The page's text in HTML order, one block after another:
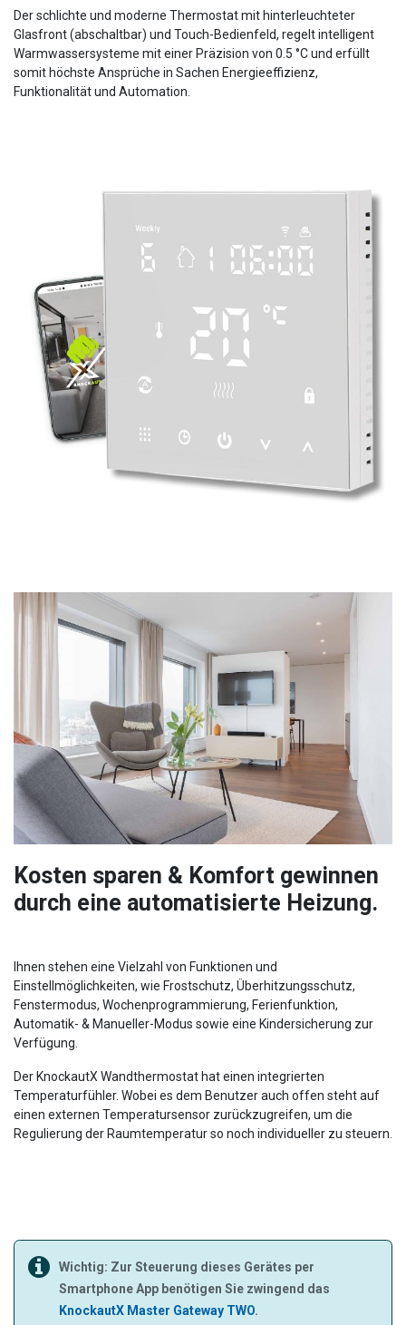
Der schlichte und moderne Thermostat mit hinterleuchteter
Glasfront (abschaltbar) und Touch-Bedienfeld, regelt intelligent
Warmwassersysteme mit einer Präzision von 0.5 °C und erfüllt
somit höchste Ansprüche in Sachen Energieeffizienz,
Funktionalität und Automation.
Kosten sparen & Komfort gewinnen
durch eine automatisierte Heizung.
Ihnen stehen eine Vielzahl von Funktionen und
Einstellmöglichkeiten, wie Frostschutz, Überhitzungsschutz,
Fenstermodus, Wochenprogrammierung, Ferienfunktion,
Automatik- & Manueller-Modus sowie eine Kindersicherung zur
Verfügung.
Der KnockautX Wandthermostat hat einen integrierten
Temperaturfühler. Wobei es dem Benutzer auch offen steht auf
einen externen Temperatursensor zurückzugreifen, um die
Regulierung der Raumtemperatur so noch individueller zu steuern.
Wichtig: Zur Steuerung dieses Gerätes per
Smartphone App benötigen Sie zwingend das
KnockautX Master Gateway TWO.